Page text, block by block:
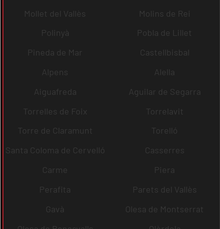
Mollet del Vallès
Molins de Rei
Polinyà
Pobla de Lillet
Pineda de Mar
Castellbisbal
Alpens
Alella
Aiguafreda
Aguilar de Segarra
Torrelles de Foix
Torrelavit
Torre de Claramunt
Torelló
Santa Coloma de Cervelló
Casserres
Carme
Piera
Perafita
Parets del Vallès
Gavà
Olesa de Montserrat